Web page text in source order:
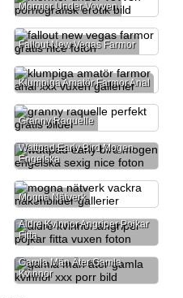
Mormor Under Vovven
Fallout New Vegas Farmor
Klumpiga Amatör Farmor Anal
Granny Raquelle
Wattpad Early Bird Mogen
Engelska
Mogna Nätverk
Äldre Kvinnor Angriper Pojkar
Fitta
Gamla Män Äter Gamla
Kvinnor